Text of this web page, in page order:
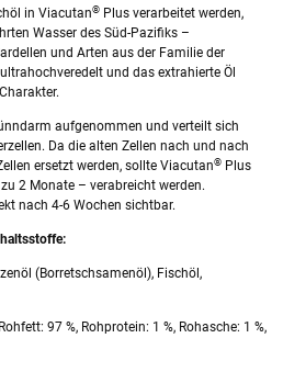
in Viacutan® Plus verarbeitet werden,
Wasser des Süd-Pazifiks –
und Arten aus der Familie der
und das extrahierte Öl
aufgenommen und verteilt sich
Da die alten Zellen nach und nach
ersetzt werden, sollte Viacutan® Plus
2 Monate – verabreicht werden.
nach 4-6 Wochen sichtbar.
(Borretschsamenöl), Fischöl,
97 %, Rohprotein: 1 %, Rohasche: 1 %,